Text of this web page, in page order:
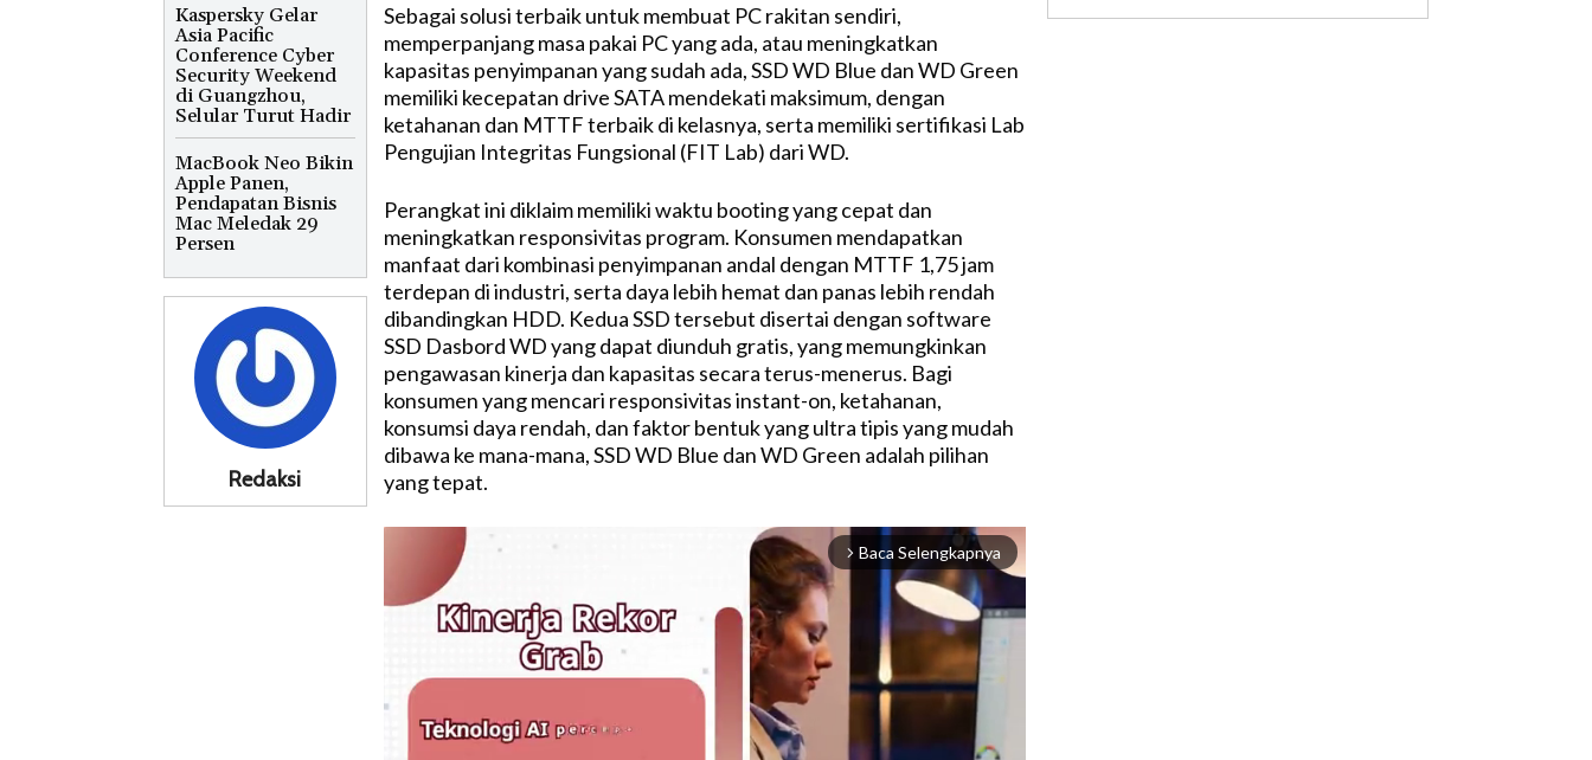
Kaspersky Gelar
Asia Pacific
Conference Cyber
Security Weekend
di Guangzhou,
Selular Turut Hadir
MacBook Neo Bikin
Apple Panen,
Pendapatan Bisnis
Mac Meledak 29
Persen
Redaksi
Sebagai solusi terbaik untuk membuat PC rakitan sendiri,
memperpanjang masa pakai PC yang ada, atau meningkatkan
kapasitas penyimpanan yang sudah ada, SSD WD Blue dan WD Green
memiliki kecepatan drive SATA mendekati maksimum, dengan
ketahanan dan MTTF terbaik di kelasnya, serta memiliki sertifikasi Lab
Pengujian Integritas Fungsional (FIT Lab) dari WD.
Perangkat ini diklaim memiliki waktu booting yang cepat dan
meningkatkan responsivitas program. Konsumen mendapatkan
manfaat dari kombinasi penyimpanan andal dengan MTTF 1,75 jam
terdepan di industri, serta daya lebih hemat dan panas lebih rendah
dibandingkan HDD. Kedua SSD tersebut disertai dengan software
SSD Dasbord WD yang dapat diunduh gratis, yang memungkinkan
pengawasan kinerja dan kapasitas secara terus-menerus. Bagi
konsumen yang mencari responsivitas instant-on, ketahanan,
konsumsi daya rendah, dan faktor bentuk yang ultra tipis yang mudah
dibawa ke mana-mana, SSD WD Blue dan WD Green adalah pilihan
yang tepat.
arrow_forward_ios Baca Selengkapnya